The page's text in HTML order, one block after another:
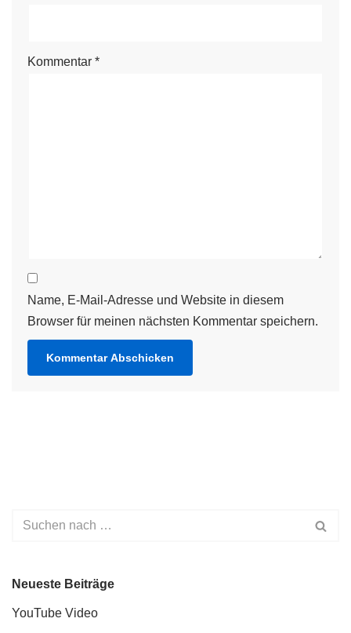
Kommentar *
Name, E-Mail-Adresse und Website in diesem
Browser für meinen nächsten Kommentar speichern.
Neueste Beiträge
YouTube Video